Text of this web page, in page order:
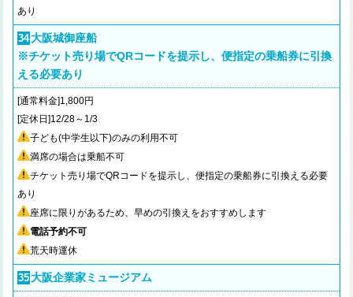
あり
34 大阪城御座船
※チケット売り場でQRコードを提示し、便指定の乗船券に引換
える必要あり
[通常料金]1,800円
[定休日]12/28～1/3
子ども(中学生以下)のみの利用不可
満席の場合は乗船不可
チケット売り場でQRコードを提示し、便指定の乗船券に引換える必要
あり
座席に限りがあるため、早めの引換えをおすすめします
電話予約不可
荒天時運休
35 大阪企業家ミュージアム